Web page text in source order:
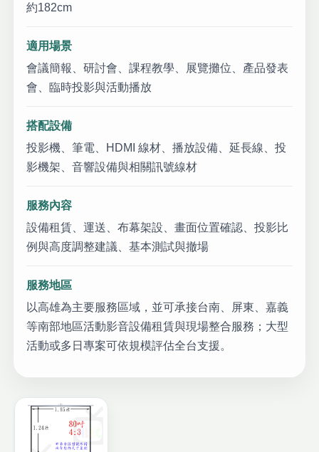
約182cm
適用場景
會議簡報、研討會、課程教學、展覽攤位、產品發表
會、臨時投影與活動播放
搭配設備
投影機、筆電、HDMI 線材、播放設備、延長線、投
影機架、音響設備與相關訊號線材
服務內容
設備租賃、運送、布幕架設、畫面位置確認、投影比
例與高度調整建議、基本測試與撤場
服務地區
以高雄為主要服務區域，並可承接台南、屏東、嘉義
等南部地區活動影音設備租賃與現場整合服務；大型
活動或多日專案可依規模評估全台支援。